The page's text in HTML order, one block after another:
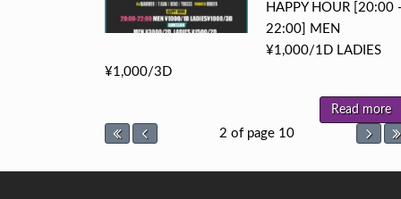
HAPPY HOUR [20:00
22:00] MEN
¥1,000/1D LADIES
¥1,000/3D
Read more
2 of page 10